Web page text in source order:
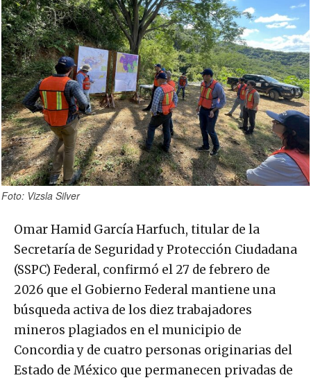
Foto: Vizsla Silver
Omar Hamid García Harfuch, titular de la
Secretaría de Seguridad y Protección Ciudadana
(SSPC) Federal, confirmó el 27 de febrero de
2026 que el Gobierno Federal mantiene una
búsqueda activa de los diez trabajadores
mineros plagiados en el municipio de
Concordia y de cuatro personas originarias del
Estado de México que permanecen privadas de